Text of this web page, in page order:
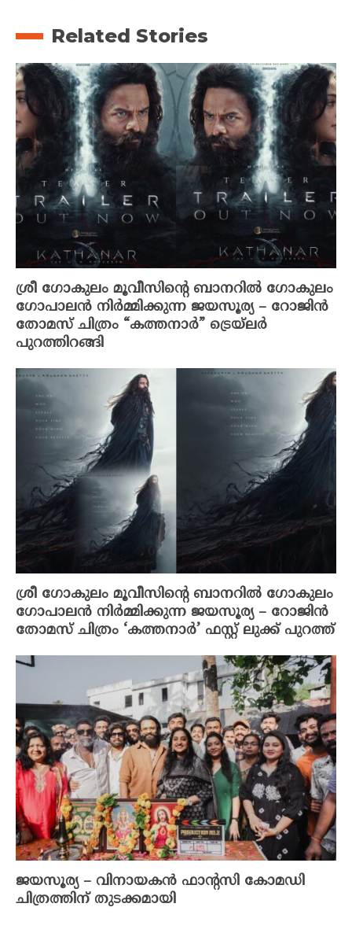
Related Stories
ശ്രീ ഗോകുലം മൂവീസിൻ്റെ ബാനറിൽ ഗോകുലം
ഗോപാലൻ നിർമ്മിക്കുന്ന ജയസൂര്യ – റോജിൻ
തോമസ് ചിത്രം “കത്തനാർ” ട്രെയ്‌ലർ
പുറത്തിറങ്ങി
ശ്രീ ഗോകുലം മൂവീസിൻ്റെ ബാനറിൽ ഗോകുലം
ഗോപാലൻ നിർമ്മിക്കുന്ന ജയസൂര്യ – റോജിൻ
തോമസ് ചിത്രം ‘കത്തനാർ’ ഫസ്റ്റ് ലുക്ക് പുറത്ത്
ജയസൂര്യ – വിനായകൻ ഫാന്റസി കോമഡി
ചിത്രത്തിന് തുടക്കമായി